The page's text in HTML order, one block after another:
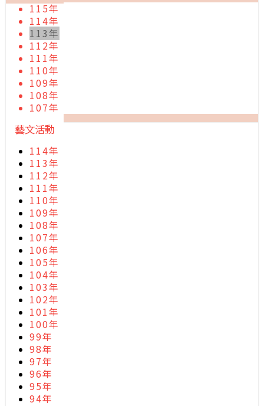
115年
114年
113年
112年
111年
110年
109年
108年
107年
藝文活動
114年
113年
112年
111年
110年
109年
108年
107年
106年
105年
104年
103年
102年
101年
100年
99年
98年
97年
96年
95年
94年